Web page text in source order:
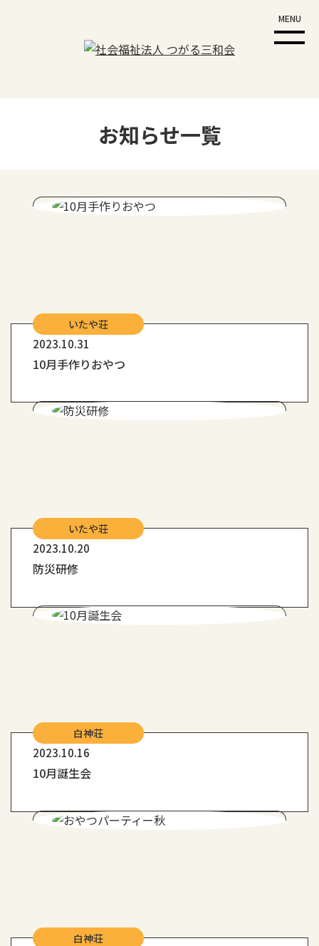
MENU
お知らせ一覧
いたや荘
2023.10.31
10月手作りおやつ
いたや荘
2023.10.20
防災研修
白神荘
2023.10.16
10月誕生会
白神荘